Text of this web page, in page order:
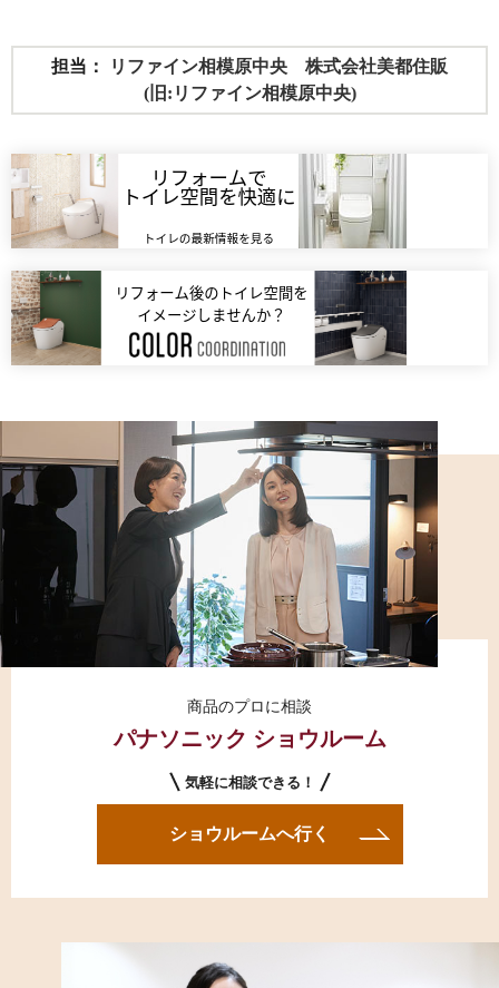
担当：
リファイン相模原中央 株式会社美都住販
(旧:リファイン相模原中央)
商品のプロに相談
パナソニック ショウルーム
気軽に相談できる！
ショウルームへ行く